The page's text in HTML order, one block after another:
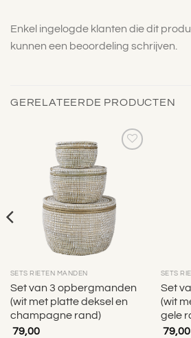
Enkel ingelogde klanten die dit
kunnen een beoordeling schrijven.
GERELATEERDE PRODUCTEN
Toevoegen
aan
verlanglijst
SETS RIETEN MANDEN
Set van 3 opbergmanden
(wit met platte deksel en
champagne rand)
79,00
SETS
Set
(wit
gele
79,00